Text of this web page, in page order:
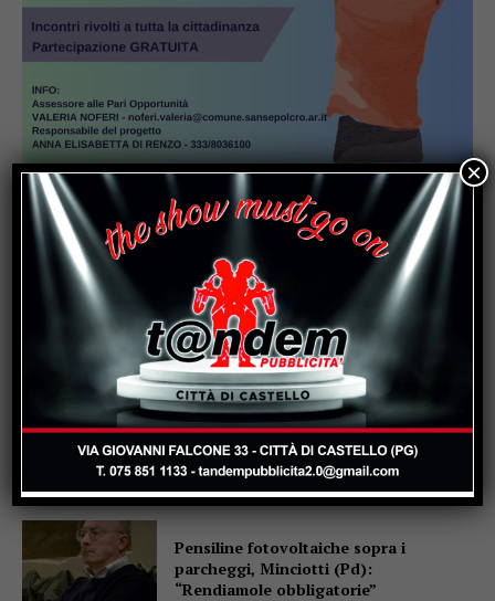
Popular
Un abbraccio del Papa da portare nel
cuore per tutta la vita
Due anziani, un finto poliziotto e un
inseguimento sulla E45
Pensiline fotovoltaiche sopra i
parcheggi, Minciotti (Pd):
“Rendiamole obbligatorie”
×